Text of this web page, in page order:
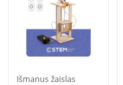
Išmanus žaislas